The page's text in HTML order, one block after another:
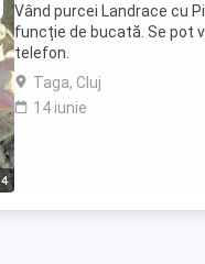
4
Vând purcei Landrace cu
funcție de bucată. Se pot
telefon.
Taga, Cluj
14 iunie